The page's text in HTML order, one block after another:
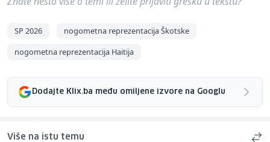
SP 2026
nogometna reprezentacija Škotske
nogometna reprezentacija Haitija
Dodajte Klix.ba među omiljene izvore na Googlu
Više na istu temu